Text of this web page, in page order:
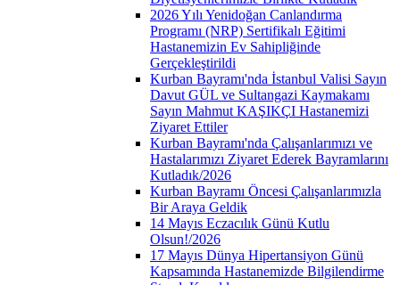
2026 Yılı Yenidoğan Canlandırma
Programı (NRP) Sertifikalı Eğitimi
Hastanemizin Ev Sahipliğinde
Gerçekleştirildi
Kurban Bayramı'nda İstanbul Valisi Sayın
Davut GÜL ve Sultangazi Kaymakamı
Sayın Mahmut KAŞIKÇI Hastanemizi
Ziyaret Ettiler
Kurban Bayramı'nda Çalışanlarımızı ve
Hastalarımızı Ziyaret Ederek Bayramlarını
Kutladık/2026
Kurban Bayramı Öncesi Çalışanlarımızla
Bir Araya Geldik
14 Mayıs Eczacılık Günü Kutlu
Olsun!/2026
17 Mayıs Dünya Hipertansiyon Günü
Kapsamında Hastanemizde Bilgilendirme